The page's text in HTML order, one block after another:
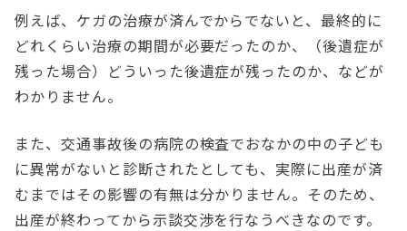
例えば、ケガの治療が済んでからでないと、最終的に
どれくらい治療の期間が必要だったのか、（後遺症が
残った場合）どういった後遺症が残ったのか、などが
わかりません。
また、交通事故後の病院の検査でおなかの中の子ども
に異常がないと診断されたとしても、実際に出産が済
むまではその影響の有無は分かりません。そのため、
出産が終わってから示談交渉を行なうべきなのです。